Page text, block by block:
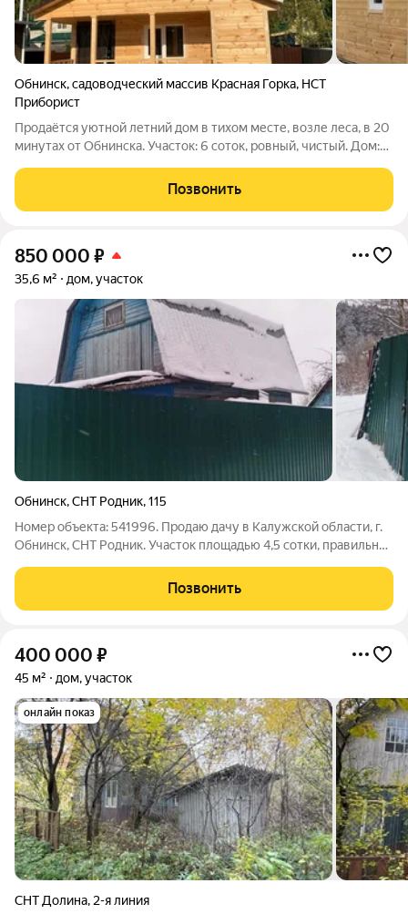
Обнинск,садоводческий массив Красная Горка, НСТ
Приборист
Продаётся уютной летний дом в тихом месте, возле леса, в 20
минутах от Обнинска. Участок: 6 соток, ровный, чистый. Дом:
требует ремонта, есть веранда. Коммуникации: электричество
заведено,
Позвонить
850 000 ₽
35,6 м² дом, участок
Обнинск,СНТ Родник,115
Номер объекта: 541996. Продаю дачу в Калужской области, г.
Обнинск, СНТ Родник. Участок площадью 4,5 сотки, правильной
удобные въездные ворота. Дом площадью 35 квадратных
метров, зарегистрирован как
Позвонить
400 000 ₽
45 м² дом, участок
онлайн показ
СНТ Долина, 2-я линия